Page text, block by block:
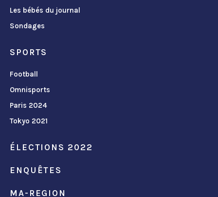
Les bébés du journal
Sondages
SPORTS
Football
Omnisports
Paris 2024
Tokyo 2021
ÉLECTIONS 2022
ENQUÊTES
MA-REGION